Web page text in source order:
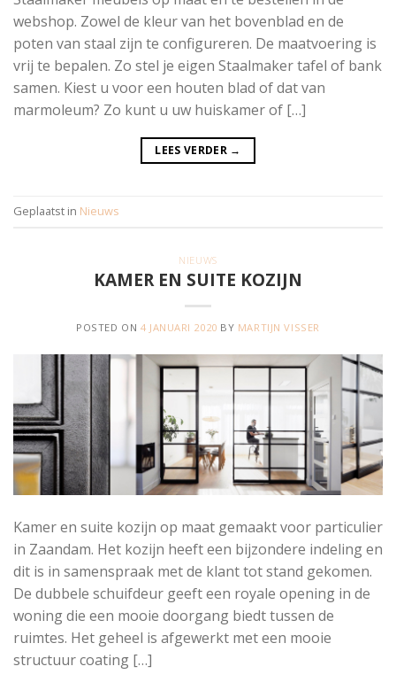
webshop. Zowel de kleur van het bovenblad en de
poten van staal zijn te configureren. De maatvoering is
vrij te bepalen. Zo stel je eigen Staalmaker tafel of bank
samen. Kiest u voor een houten blad of dat van
marmoleum? Zo kunt u uw huiskamer of […]
LEES VERDER →
Geplaatst in Nieuws
NIEUWS
KAMER EN SUITE KOZIJN
POSTED ON 4 JANUARI 2020 BY MARTIJN VISSER
Kamer en suite kozijn op maat gemaakt voor particulier
in Zaandam. Het kozijn heeft een bijzondere indeling en
dit is in samenspraak met de klant tot stand gekomen.
De dubbele schuifdeur geeft een royale opening in de
woning die een mooie doorgang biedt tussen de
ruimtes. Het geheel is afgewerkt met een mooie
structuur coating […]